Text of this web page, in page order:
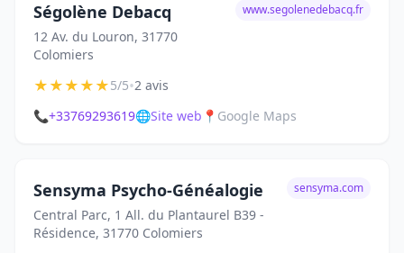
Ségolène Debacq
12 Av. du Louron, 31770
Colomiers
www.segolenedebacq.fr
★★★★★5/5•2 avis
📞+33769293619🌐Site web 📍 Google Maps
Sensyma Psycho-Généalogie
Central Parc, 1 All. du Plantaurel B39 -
Résidence, 31770 Colomiers
sensyma.com